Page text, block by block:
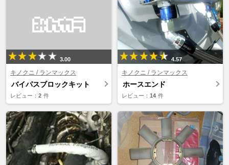
3.00
キノクニ / ランマックス
バイパスブロックキット
レビュー： 2 件
4.57
キノクニ / ランマックス
ホースエンド
レビュー： 14 件